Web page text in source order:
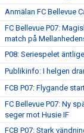
Anmälan FC Bellevue
FC Bellevue P07:
match på
P08: Seriespelet
Publikinfo: I helgen
FCB P07: Flygande
FC Bellevue P07: Ny
seger mot Husie IF
FCB P07: Stark